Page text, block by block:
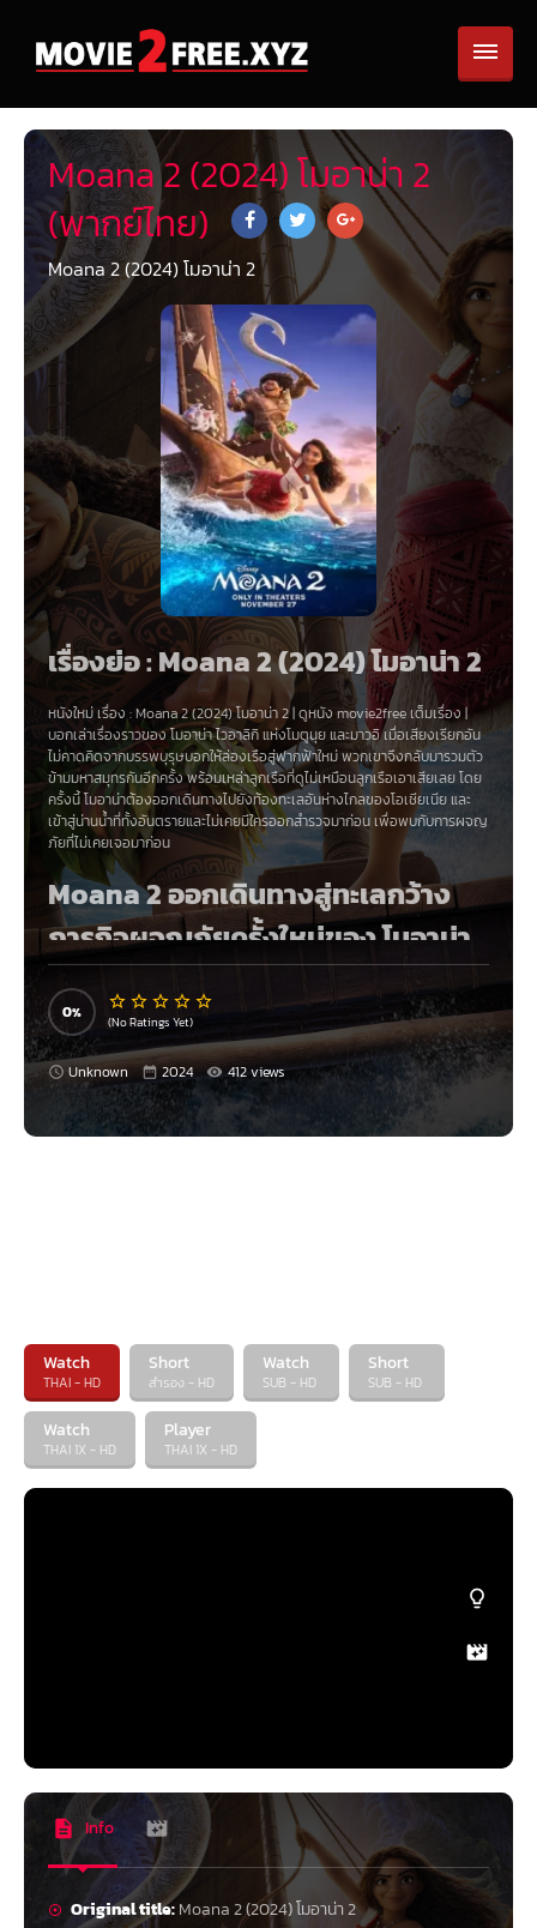
Moana 2 (2024) โมอาน่า 2
(พากย์ไทย)
Moana 2 (2024) โมอาน่า 2
เรื่องย่อ : Moana 2 (2024) โมอาน่า 2
หนังใหม่ เรื่อง :Moana 2 (2024) โมอาน่า 2|ดูหนัง movie2freeเต็มเรื่อง |
บอกเล่าเรื่องราวของ โมอาน่า ไวอาลิกิ แห่งโมตูนุย และมาวอิ เมื่อเสียงเรียกอัน
ไม่คาดคิดจากบรรพบุรุษบอกให้ล่องเรือสู่ฟากฟ้าใหม่ พวกเขาจึงกลับมารวมตัว
ข้ามมหาสมุทรกันอีกครั้ง พร้อมเหล่าลูกเรือที่ดูไม่เหมือนลูกเรือเอาเสียเลย โดย
ครั้งนี้ โมอาน่าต้องออกเดินทางไปยังท้องทะเลอันห่างไกลของโอเชียเนีย และ
เข้าสู่น่านน้ำที่ทั้งอันตรายและไม่เคยมีใครออกสำรวจมาก่อน เพื่อพบกับการผจญ
ภัยที่ไม่เคยเจอมาก่อน
Moana 2 ออกเดินทางสู่ทะเลกว้าง
ภารกิจผจญภัยครั้งใหม่ของ โมอาน่า
แห่ง โมตูนุย
Moana 2 การเดินทางครั้งใหม่ของ โมอาน่า และ มาวอิ สามปีหลังจากการออก
ผจญภัยร่วมกับเหล่าสหาย หลังจากได้รับเสียงเพรียกจากบรรพบุรุษของนัก
สัญจร โมอาน่าจะต้องออกผจญภัยสู่ท้องทะเลอันไกลโพ้นของโอเชียเนียอีก
ครั้ง เผชิญหน้ากับอันตรายต่าง ๆ กับการผจญภัยที่เธอไม่เคยพบเจอที่ไหน
มาก่อน
0 (No Ratings Yet)
Unknown 2024 412 views
Watch
THAI - HD
Short
สำรอง - HD
Watch
SUB - HD
Short
SUB - HD
Watch
THAI 1X - HD
Player
THAI 1X - HD
Info
Original title:Moana 2 (2024) โมอาน่า 2